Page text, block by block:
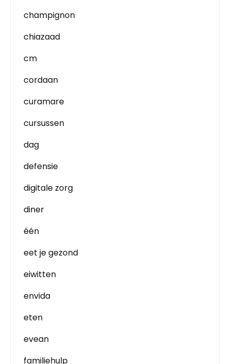
champignon
chiazaad
cm
cordaan
curamare
cursussen
dag
defensie
digitale zorg
diner
één
eet je gezond
eiwitten
envida
eten
evean
familiehulp